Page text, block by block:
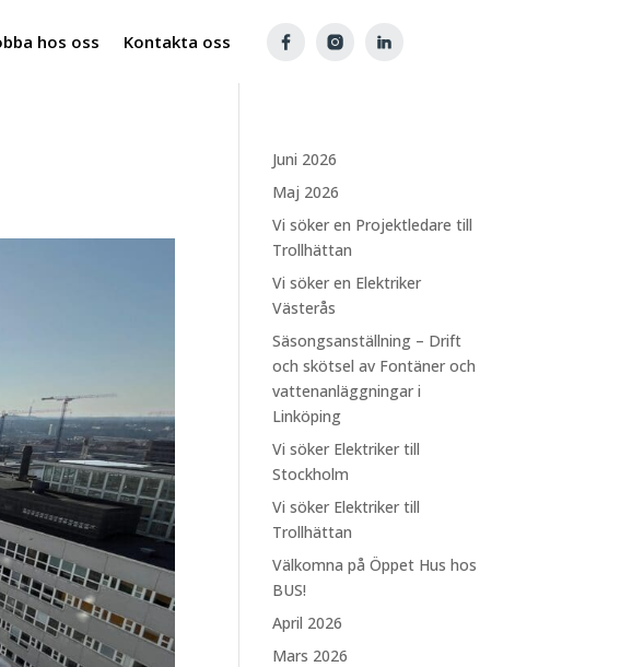
hos oss Kontakta oss
Juni 2026
Maj 2026
Vi söker en Projektledare till
Trollhättan
Vi söker en Elektriker
Västerås
Säsongsanställning – Drift
och skötsel av Fontäner och
vattenanläggningar i
Linköping
Vi söker Elektriker till
Stockholm
Vi söker Elektriker till
Trollhättan
Välkomna på Öppet Hus hos
BUS!
April 2026
Mars 2026